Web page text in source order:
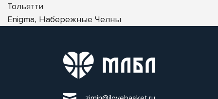
Тольятти
Enigma, Набережные Челны